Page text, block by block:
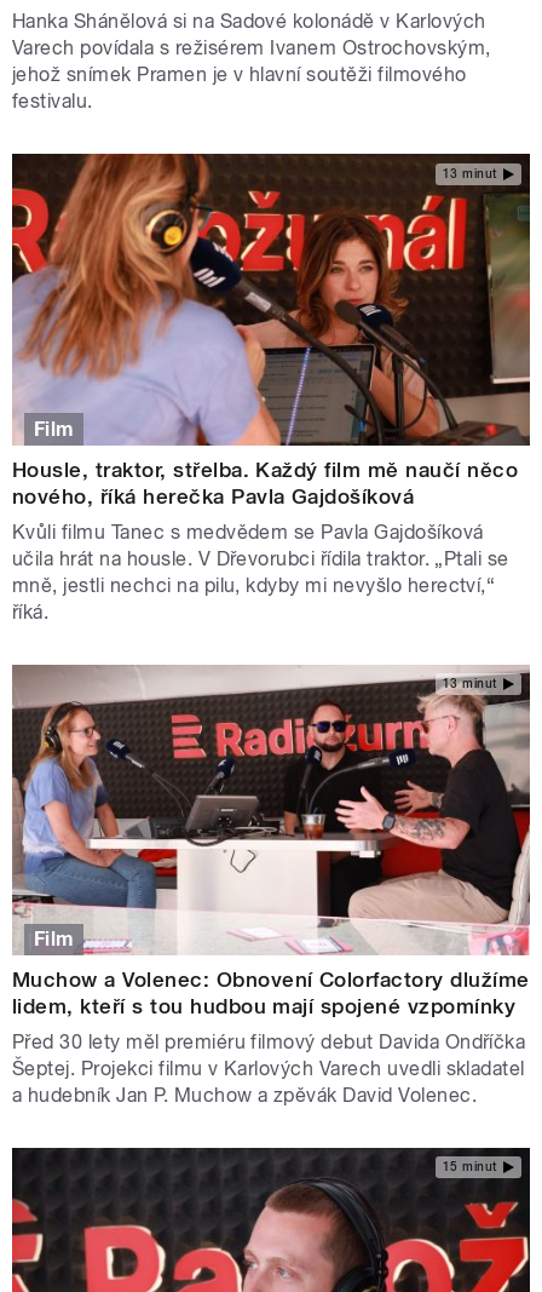
Hanka Shánělová si na Sadové kolonádě v Karlových
Varech povídala s režisérem Ivanem Ostrochovským,
jehož snímek Pramen je v hlavní soutěži filmového
festivalu.
13 minut
Film
Housle, traktor, střelba. Každý film mě naučí něco
nového, říká herečka Pavla Gajdošíková
Kvůli filmu Tanec s medvědem se Pavla Gajdošíková
učila hrát na housle. V Dřevorubci řídila traktor. „Ptali se
mně, jestli nechci na pilu, kdyby mi nevyšlo herectví,“
říká.
13 minut
Film
Muchow a Volenec: Obnovení Colorfactory dlužíme
lidem, kteří s tou hudbou mají spojené vzpomínky
Před 30 lety měl premiéru filmový debut Davida Ondříčka
Šeptej. Projekci filmu v Karlových Varech uvedli skladatel
a hudebník Jan P. Muchow a zpěvák David Volenec.
15 minut